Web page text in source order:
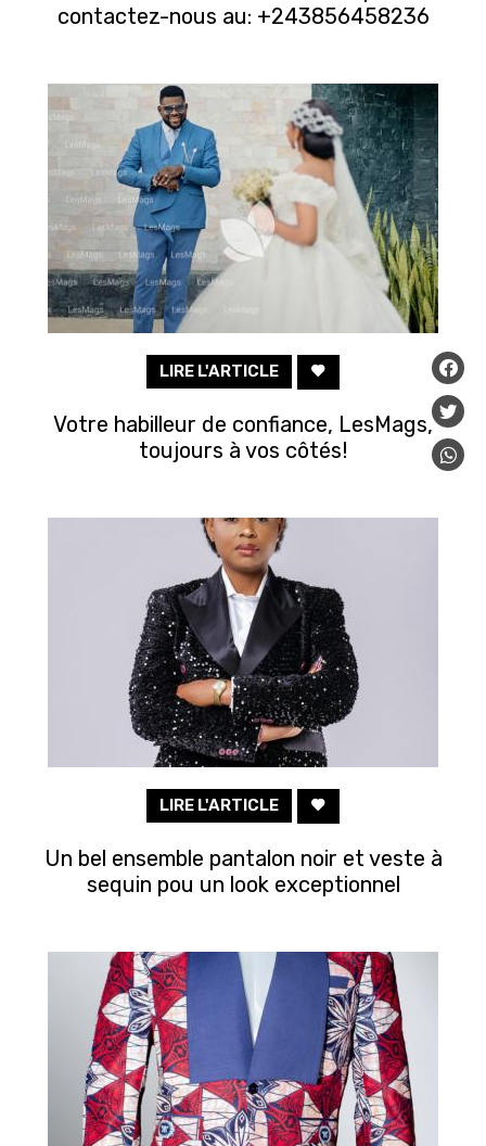
contactez-nous au: +243856458236
LIRE L'ARTICLE
Votre habilleur de confiance, LesMags,
toujours à vos côtés!
LIRE L'ARTICLE
Un bel ensemble pantalon noir et veste à
sequin pou un look exceptionnel